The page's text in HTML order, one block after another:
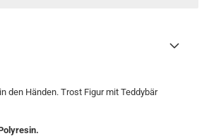
den Händen. Trost Figur mit Teddybär